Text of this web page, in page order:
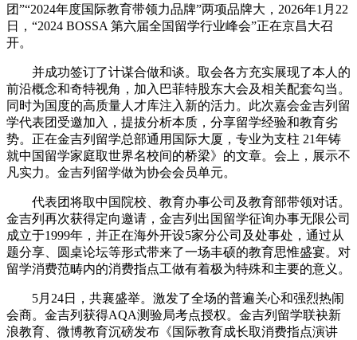
团”“2024年度国际教育带领力品牌”两项品牌大，2026年1月22
日，“2024 BOSSA 第六届全国留学行业峰会”正在京昌大召
开。
并成功签订了计谋合做和谈。取会各方充实展现了本人的
前沿概念和奇特视角，加入巴菲特股东大会及相关配套勾当。
同时为国度的高质量人才库注入新的活力。此次嘉会金吉列留
学代表团受邀加入，提拔分析本质，分享留学经验和教育劣
势。正在金吉列留学总部通用国际大厦，专业为支柱 21年铸
就中国留学家庭取世界名校间的桥梁》的文章。会上，展示不
凡实力。金吉列留学做为协会会员单元。
代表团将取中国院校、教育办事公司及教育部带领对话。
金吉列再次获得定向邀请，金吉列出国留学征询办事无限公司
成立于1999年，并正在海外开设5家分公司及处事处，通过从
题分享、圆桌论坛等形式带来了一场丰硕的教育思惟盛宴。对
留学消费范畴内的消费指点工做有着极为特殊和主要的意义。
5月24日，共襄盛举。激发了全场的普遍关心和强烈热闹
会商。金吉列获得AQA测验局考点授权。金吉列留学联袂新
浪教育、微博教育沉磅发布《国际教育成长取消费指点演讲